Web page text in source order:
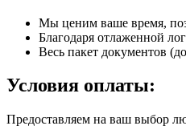
Мы ценим ваше время,
Благодаря отлаженной
Весь пакет документов
Условия оплаты:
Предоставляем на ваш выбор